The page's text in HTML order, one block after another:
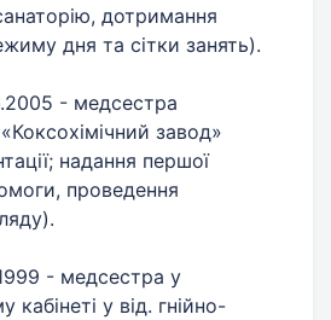
дотримання
дня та сітки занять).​
- медсестра
завод»
надання першої
проведення
- медсестра у
кабінеті у від. гнійно-